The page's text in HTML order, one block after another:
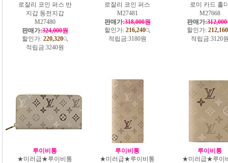
로잘리 코인 퍼스 반
지갑 동전지갑
M27480
판매가:324,000원
할인가: 220,320
적립금:3240원
로잘리 코인 퍼스
M27481
판매가:318,000원
할인가: 216,240
적립금:3180원
로미 카드 홀
M27668
판매가:
할인가: 212,160
적립금:3120
루이비통
★미러급★루이비통
루이비통
★미러급★루이비통
루이비통
★미러급★루이